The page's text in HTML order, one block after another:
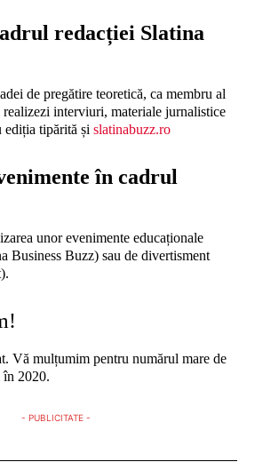
redacției Slatina
de pregătire teoretică, ca membru al
interviuri, materiale jurnalistice
ediția tipărită și slatinabuzz.ro
în cadrul
unor evenimente educaționale
Business Buzz) sau de divertisment
Vă mulțumim pentru numărul mare de
în 2020.
- PUBLICITATE -